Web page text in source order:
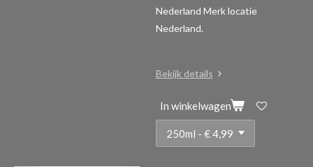
Nederland Merk locatie
Nederland.
Bekijk details
In winkelwagen